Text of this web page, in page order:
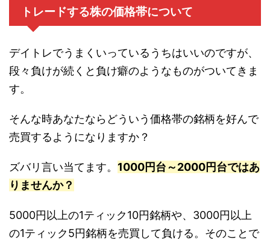
トレードする株の価格帯について
デイトレでうまくいっているうちはいいのですが、
段々負けが続くと負け癖のようなものがついてきま
す。
そんな時あなたならどういう価格帯の銘柄を好んで
売買するようになりますか？
ズバリ言い当てます。 1000円台～2000円台ではあ
りませんか？
5000円以上の1ティック10円銘柄や、3000円以上
の1ティック5円銘柄を売買して負ける。そのことで